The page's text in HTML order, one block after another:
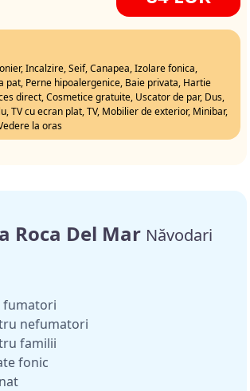
Incalzire, Seif, Canapea, Izolare fonica,
pat, Perne hipoalergenice, Baie privata, Hartie
direct, Cosmetice gratuite, Uscator de par, Dus,
TV cu ecran plat, TV, Mobilier de exterior, Minibar,
la oras
Roca Del Mar Năvodari
fumatori
nefumatori
familii
fonic